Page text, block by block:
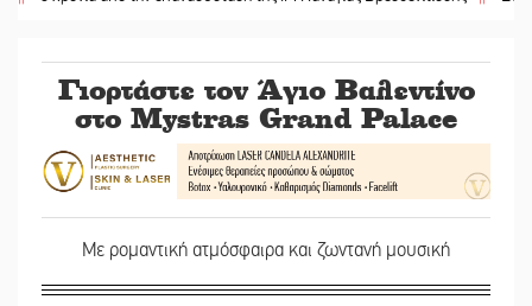
Γιορτάστε τον Άγιο Βαλεντίνο
στο Mystras Grand Palace
Με ρομαντική ατμόσφαιρα και ζωντανή μουσική